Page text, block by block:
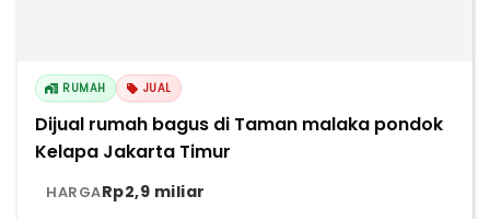
RUMAH JUAL
Dijual rumah bagus di Taman malaka pondok
Kelapa Jakarta Timur
HARGARp2,9 miliar